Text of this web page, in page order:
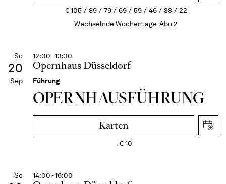
€105 89 79 69 59 46 33
22
Wechselnde Wochentage-Abo 2
So
20
Sep
12:00 - 13:30
Opernhaus Düsseldorf
Führung
OPERN­HAUS­FÜH­RUNG
Karten
€10
So 14:00 - 16:00